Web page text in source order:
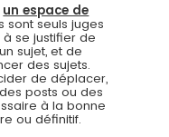
un espace de
sont seuls juges
se justifier de
sujet, et de
des sujets.
de déplacer,
posts ou des
à la bonne
ou définitif.